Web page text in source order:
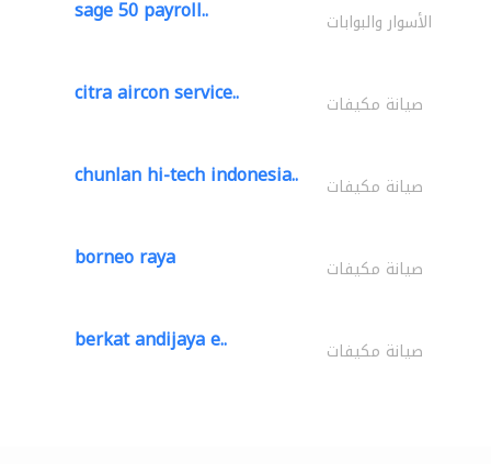
sage 50 payroll.. الأسوار والبوابات
citra aircon service.. صيانة مكيفات
chunlan hi-tech indonesia.. صيانة مكيفات
borneo raya صيانة مكيفات
berkat andijaya e.. صيانة مكيفات